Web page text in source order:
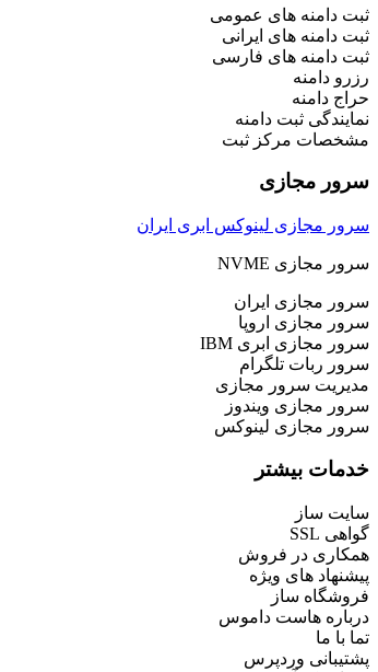
ثبت دامنه های عمومی
ثبت دامنه های ایرانی
ثبت دامنه های فارسی
رزرو دامنه
حراج دامنه
نمایندگی ثبت دامنه
مشخصات مرکز ثبت
سرور مجازی
سرور مجازی لینوکس ابری ایران
سرور مجازی NVME
سرور مجازی ایران
سرور مجازی اروپا
سرور مجازی ابری IBM
سرور ربات تلگرام
مدیریت سرور مجازی
سرور مجازی ویندوز
سرور مجازی لینوکس
خدمات بیشتر
سایت ساز
گواهی SSL
همکاری در فروش
پیشنهاد های ویژه
فروشگاه ساز
درباره هاست داموس
تما با ما
پشتیبانی وردپرس